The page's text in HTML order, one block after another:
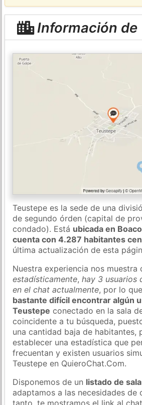
Información de
Teustepe es la sede de una
de segundo órden (capital de
condado). Está ubicada en Boaco
cuenta con 4.287 habitantes
última actualización de esta
Nuestra experiencia nos muestra
estadísticamente,hay 3 usuarios
en el chat actualmente, por lo
bastante difícil encontrar algún
Teustepe conectado en la sala
coincidente a tu búsqueda,
una cantidad baja de habitantes,
establecer una estadística que
frecuentan y existen usuarios
Teustepe en QuieroChat.Com.
Disponemos de un listado de
adaptamos a las necesidades de
tanto, te mostramos el link al